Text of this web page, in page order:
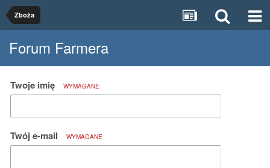
Zboża
Forum Farmera
Twoje imię WYMAGANE
Twój e-mail WYMAGANE